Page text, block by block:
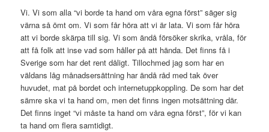
Vi. Vi som alla “vi borde ta hand om våra egna först” säger sig
värna så ömt om. Vi som får höra att vi är lata. Vi som får höra
att vi borde skärpa till sig. Vi som ändå försöker skrika, vråla, för
att få folk att inse vad som håller på att hända. Det finns få i
Sverige som har det rent dåligt. Tillochmed jag som har en
väldans låg månadsersättning har ändå råd med tak över
huvudet, mat på bordet och internetuppkoppling. De som har det
sämre ska vi ta hand om, men det finns ingen motsättning där.
Det finns inget “vi måste ta hand om våra egna först”, för vi kan
ta hand om flera samtidigt.